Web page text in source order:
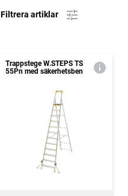
Filtrera artiklar
Trappstege W.STEPS TS
55Pn med säkerhetsben